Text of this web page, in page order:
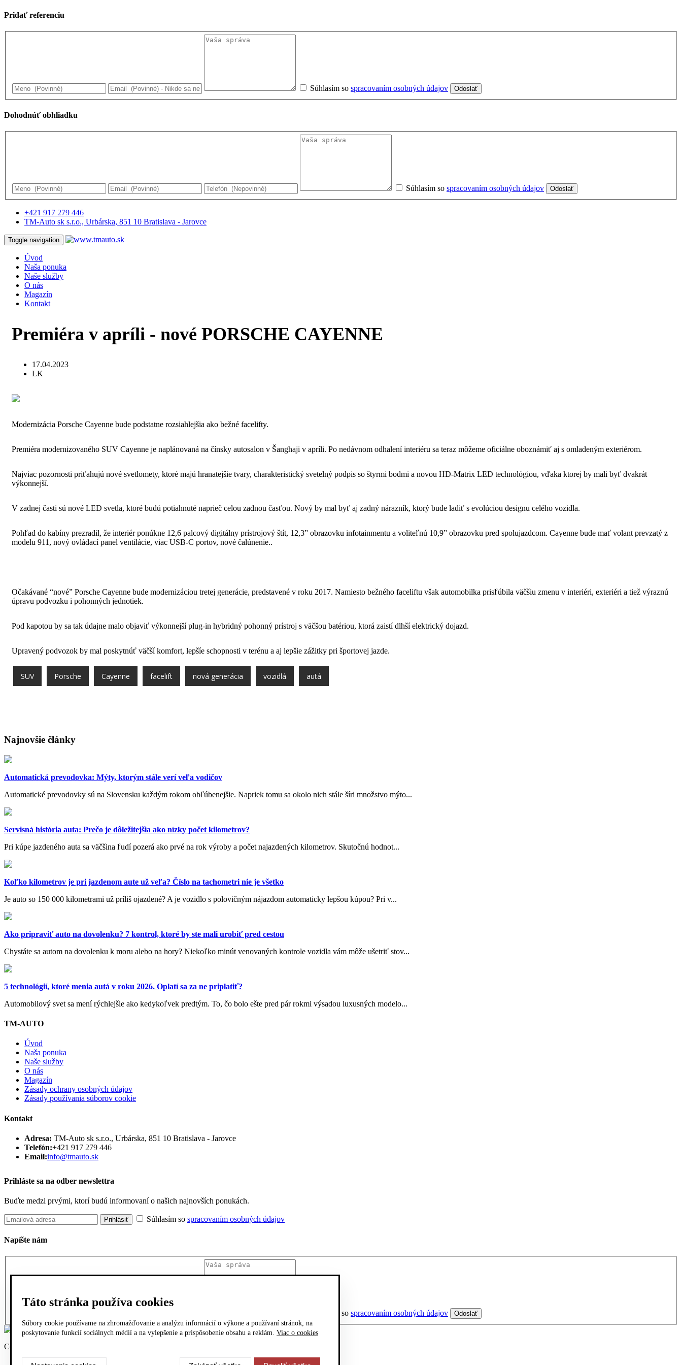
Pridať referenciu
Súhlasím so spracovaním osobných údajov
Dohodnúť obhliadku
Súhlasím so spracovaním osobných údajov
+421 917 279 446
TM-Auto sk s.r.o., Urbárska, 851 10 Bratislava - Jarovce
Toggle navigation
Úvod
Naša ponuka
Naše služby
O nás
Magazín
Kontakt
Premiéra v apríli - nové PORSCHE CAYENNE
17.04.2023
LK
Modernizácia Porsche Cayenne bude podstatne rozsiahlejšia ako bežné facelifty.
Premiéra modernizovaného SUV Cayenne je naplánovaná na čínsky autosalon v Šanghaji v apríli. Po nedávnom odhalení interiéru sa teraz môžeme oficiálne oboznámiť aj s omladeným exteriérom.
Najviac pozornosti priťahujú nové svetlomety, ktoré majú hranatejšie tvary, charakteristický svetelný podpis so štyrmi bodmi a novou HD-Matrix LED technológiou, vďaka ktorej by mali byť dvakrát
výkonnejší.
V zadnej časti sú nové LED svetla, ktoré budú potiahnuté naprieč celou zadnou časťou. Nový by mal byť aj zadný nárazník, ktorý bude ladiť s evolúciou designu celého vozidla.
Pohľad do kabíny prezradil, že interiér ponúkne 12,6 palcový digitálny prístrojový štít, 12,3” obrazovku infotainmentu a voliteľnú 10,9” obrazovku pred spolujazdcom. Cayenne bude mať volant prevzatý z
modelu 911, nový ovládací panel ventilácie, viac USB-C portov, nové čalúnenie..
Očakávané “nové” Porsche Cayenne bude modernizáciou tretej generácie, predstavené v roku 2017. Namiesto bežného faceliftu však automobilka prisľúbila väčšiu zmenu v interiéri, exteriéri a tiež výraznú
úpravu podvozku i pohonných jednotiek.
Pod kapotou by sa tak údajne malo objaviť výkonnejší plug-in hybridný pohonný prístroj s väčšou batériou, ktorá zaistí dlhší elektrický dojazd.
Upravený podvozok by mal poskytnúť väčší komfort, lepšíe schopnosti v terénu a aj lepšie zážitky pri športovej jazde.
SUV Porsche Cayenne facelift nová generácia vozidlá autá
Najnovšie články
Automatická prevodovka: Mýty, ktorým stále verí veľa vodičov
Automatické prevodovky sú na Slovensku každým rokom obľúbenejšie. Napriek tomu sa okolo nich stále šíri množstvo mýto...
Servisná história auta: Prečo je dôležitejšia ako nízky počet kilometrov?
Pri kúpe jazdeného auta sa väčšina ľudí pozerá ako prvé na rok výroby a počet najazdených kilometrov. Skutočnú hodnot...
Koľko kilometrov je pri jazdenom aute už veľa? Číslo na tachometri nie je všetko
Je auto so 150 000 kilometrami už príliš ojazdené? A je vozidlo s polovičným nájazdom automaticky lepšou kúpou? Pri v...
Ako pripraviť auto na dovolenku? 7 kontrol, ktoré by ste mali urobiť pred cestou
Chystáte sa autom na dovolenku k moru alebo na hory? Niekoľko minút venovaných kontrole vozidla vám môže ušetriť stov...
5 technológií, ktoré menia autá v roku 2026. Oplatí sa za ne priplatiť?
Automobilový svet sa mení rýchlejšie ako kedykoľvek predtým. To, čo bolo ešte pred pár rokmi výsadou luxusných modelo...
TM-AUTO
Úvod
Naša ponuka
Naše služby
O nás
Magazín
Zásady ochrany osobných údajov
Zásady používania súborov cookie
Kontakt
Adresa: TM-Auto sk s.r.o., Urbárska, 851 10 Bratislava - Jarovce
Telefón:+421 917 279 446
Email:info@tmauto.sk
Prihláste sa na odber newslettra
Buďte medzi prvými, ktorí budú informovaní o našich najnovších ponukách.
Súhlasím so spracovaním osobných údajov
Napíšte nám
Súhlasím so spracovaním osobných údajov
Copyright © 2026 TMAuto.sk. Všetky práva vyhradené.
Táto stránka používa cookies
Súbory cookie používame na zhromažďovanie a analýzu informácií o výkone a používaní stránok, na
poskytovanie funkcií sociálnych médií a na vylepšenie a prispôsobenie obsahu a reklám. Viac o cookies